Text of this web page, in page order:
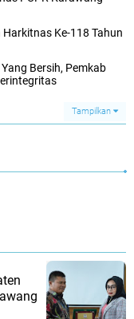
Ke-118 Tahun
Bersih, Pemkab
Tampilkan